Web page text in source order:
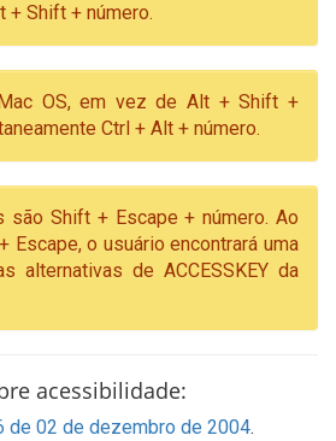
+ Shift + número.
OS, em vez de Alt + Shift +
Ctrl + Alt + número.
são Shift + Escape + número. Ao
Escape, o usuário encontrará uma
alternativas de ACCESSKEY da
acessibilidade:
de 02 de dezembro de 2004.